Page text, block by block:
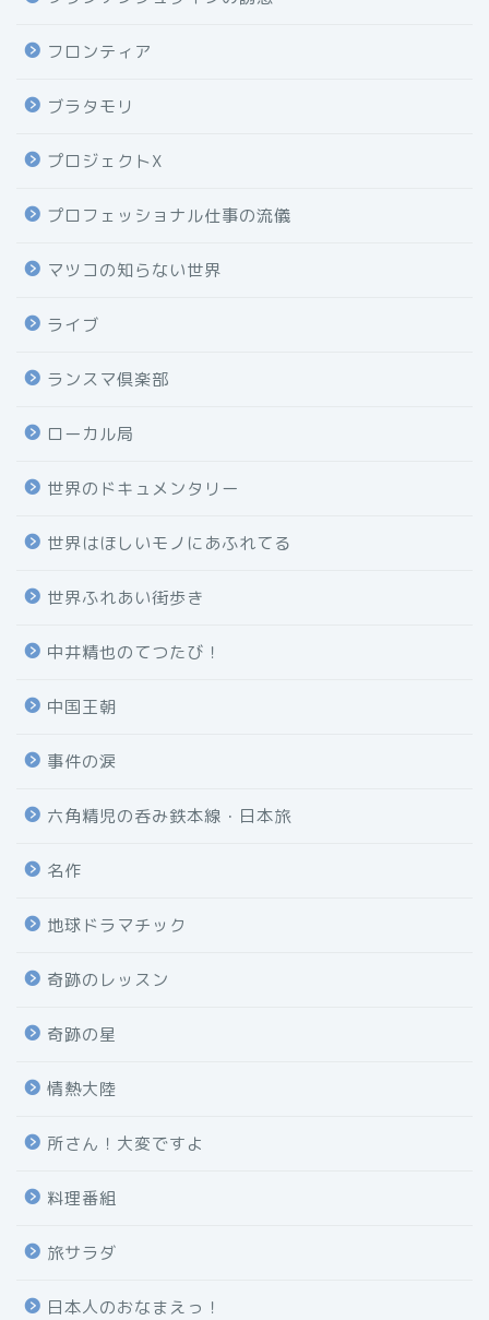
フロンティア
ブラタモリ
プロジェクトX
プロフェッショナル仕事の流儀
マツコの知らない世界
ライブ
ランスマ倶楽部
ローカル局
世界のドキュメンタリー
世界はほしいモノにあふれてる
世界ふれあい街歩き
中井精也のてつたび！
中国王朝
事件の涙
六角精児の呑み鉄本線・日本旅
名作
地球ドラマチック
奇跡のレッスン
奇跡の星
情熱大陸
所さん！大変ですよ
料理番組
旅サラダ
日本人のおなまえっ！